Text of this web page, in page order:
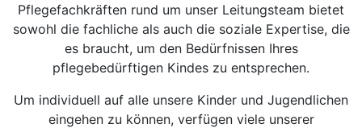
Pflegefachkräften rund um unser Leitungsteam bietet
sowohl die fachliche als auch die soziale Expertise, die
es braucht, um den Bedürfnissen Ihres
pflegebedürftigen Kindes zu entsprechen.
Um individuell auf alle unsere Kinder und Jugendlichen
eingehen zu können, verfügen viele unserer